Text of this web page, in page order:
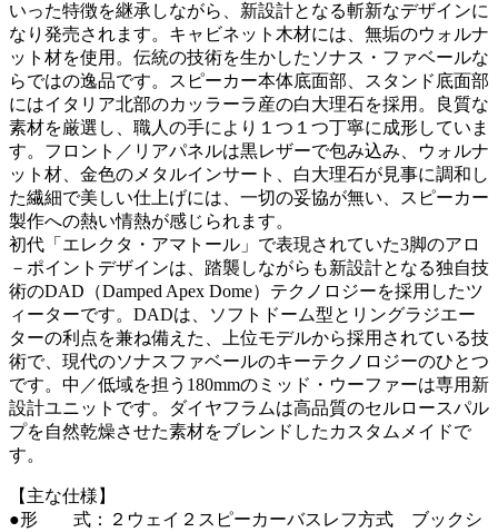
いった特徴を継承しながら、新設計となる斬新なデザインに
なり発売されます。キャビネット木材には、無垢のウォルナ
ット材を使用。伝統の技術を生かしたソナス・ファベールな
らではの逸品です。スピーカー本体底面部、スタンド底面部
にはイタリア北部のカッラーラ産の白大理石を採用。良質な
素材を厳選し、職人の手により１つ１つ丁寧に成形していま
す。フロント／リアパネルは黒レザーで包み込み、ウォルナ
ット材、金色のメタルインサート、白大理石が見事に調和し
た繊細で美しい仕上げには、一切の妥協が無い、スピーカー
製作への熱い情熱が感じられます。
初代「エレクタ・アマトール」で表現されていた3脚のアロ
－ポイントデザインは、踏襲しながらも新設計となる独自技
術のDAD（Damped Apex Dome）テクノロジーを採用したツ
ィーターです。DADは、ソフトドーム型とリングラジエー
ターの利点を兼ね備えた、上位モデルから採用されている技
術で、現代のソナスファベールのキーテクノロジーのひとつ
です。中／低域を担う180mmのミッド・ウーファーは専用新
設計ユニットです。ダイヤフラムは高品質のセルロースパル
プを自然乾燥させた素材をブレンドしたカスタムメイドで
す。
【主な仕様】
●形 式：２ウェイ２スピーカーバスレフ方式 ブックシ